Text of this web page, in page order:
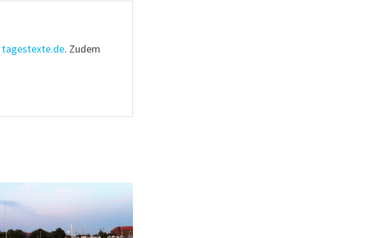
tagestexte.de. Zudem